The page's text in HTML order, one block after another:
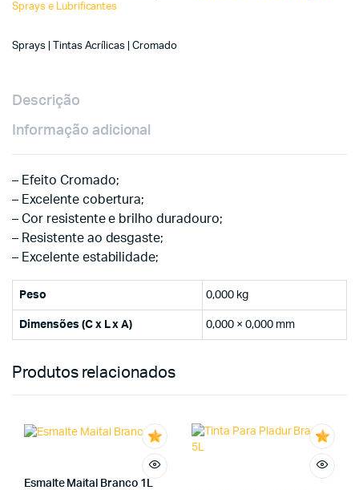
Sprays e Lubrificantes
Sprays | Tintas Acrílicas | Cromado
Descrição
Informação adicional
– Efeito Cromado;
– Excelente cobertura;
– Cor resistente e brilho duradouro;
– Resistente ao desgaste;
– Excelente estabilidade;
Peso 0,000 kg
Dimensões (C x L x A) 0,000 × 0,000 mm
Produtos relacionados
Esmalte Maital Branco 1L